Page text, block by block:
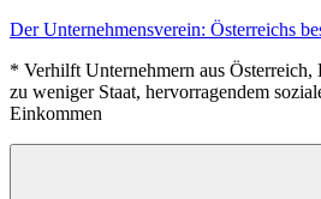
Zum
springen
Der Unternehmensverein: Österreichs
* Verhilft Unternehmern aus Österreich,
zu weniger Staat, hervorragendem
Einkommen